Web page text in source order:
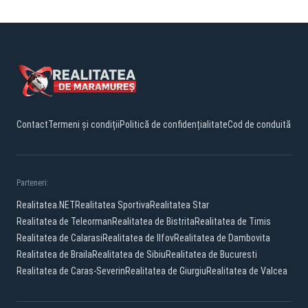
ContactTermeni și condițiiPolitică de confidențialitateCod de conduită
Parteneri:
Realitatea.NETRealitatea SportivaRealitatea Star
Realitatea de TeleormanRealitatea de BistritaRealitatea de Timis
Realitatea de CalarasiRealitatea de IlfovRealitatea de Dambovita
Realitatea de BrailaRealitatea de SibiuRealitatea de Bucuresti
Realitatea de Caras-SeverinRealitatea de GiurgiuRealitatea de Valcea